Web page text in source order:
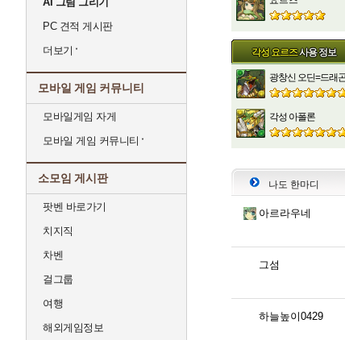
PC 견적 게시판
더보기
모바일 게임 커뮤니티
모바일게임 자게
모바일 게임 커뮤니티
소모임 게시판
팟벤 바로가기
치지직
차벤
걸그룹
여행
해외게임정보
각성 요르즈사용 정보
광창신 오딘=드래
각성 아폴론
나도 한마디
아르라우네
그섬
하늘높이0429